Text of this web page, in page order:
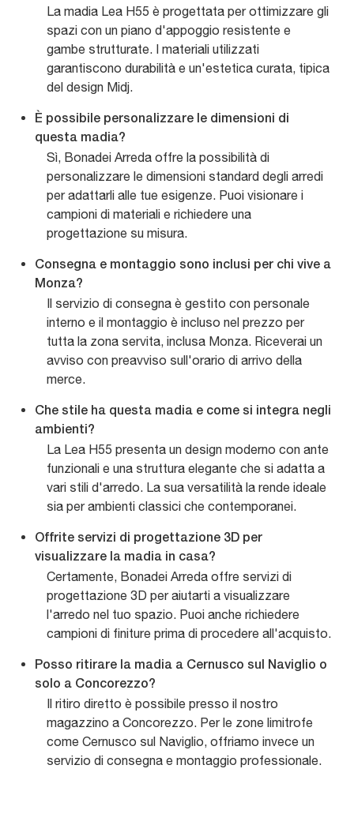
La madia Lea H55 è progettata per ottimizzare gli
spazi con un piano d'appoggio resistente e
gambe strutturate. I materiali utilizzati
garantiscono durabilità e un'estetica curata, tipica
del design Midj.
È possibile personalizzare le dimensioni di
questa madia?
Sì, Bonadei Arreda offre la possibilità di
personalizzare le dimensioni standard degli arredi
per adattarli alle tue esigenze. Puoi visionare i
campioni di materiali e richiedere una
progettazione su misura.
Consegna e montaggio sono inclusi per chi vive a
Monza?
Il servizio di consegna è gestito con personale
interno e il montaggio è incluso nel prezzo per
tutta la zona servita, inclusa Monza. Riceverai un
avviso con preavviso sull'orario di arrivo della
merce.
Che stile ha questa madia e come si integra negli
ambienti?
La Lea H55 presenta un design moderno con ante
funzionali e una struttura elegante che si adatta a
vari stili d'arredo. La sua versatilità la rende ideale
sia per ambienti classici che contemporanei.
Offrite servizi di progettazione 3D per
visualizzare la madia in casa?
Certamente, Bonadei Arreda offre servizi di
progettazione 3D per aiutarti a visualizzare
l'arredo nel tuo spazio. Puoi anche richiedere
campioni di finiture prima di procedere all'acquisto.
Posso ritirare la madia a Cernusco sul Naviglio o
solo a Concorezzo?
Il ritiro diretto è possibile presso il nostro
magazzino a Concorezzo. Per le zone limitrofe
come Cernusco sul Naviglio, offriamo invece un
servizio di consegna e montaggio professionale.